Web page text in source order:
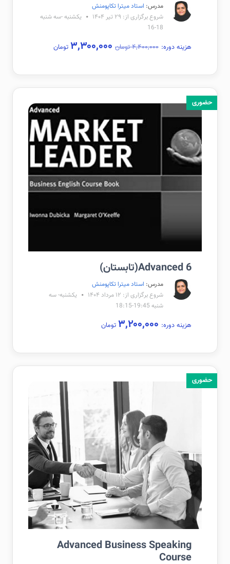
مدرس: استاد میترا تکاپومنش
شروع برگزاری از: ۲۹ تیر ۱۴۰۴
یکشنبه -سه شنبه
18-16
هزینه دوره: ۴,۴۰۰,۰۰۰ تومان ۳,۳۰۰,۰۰۰ تومان
حضوری
Advanced 6(تابستان)
مدرس: استاد میترا تکاپومنش
شروع برگزاری از: ۱۲ مرداد ۱۴۰۴
یکشنبه- سه
شنبه 19:45-18:15
هزینه دوره: تومان
حضوری
Advanced Business Speaking
Course